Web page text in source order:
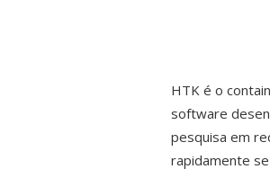
HTK é o
software
pesquisa em
rapidamente